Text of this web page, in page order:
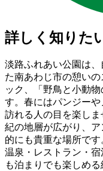
詳しく知りた
淡路ふれあい公園は
た南あわじ市の憩い
ック、「野鳥と小動
す。春にはパンジーや
訪れる人の目を楽し
紀の地層が広がり、
的にも貴重な場所です
温泉・レストラン・
も泊まりでも楽しめ